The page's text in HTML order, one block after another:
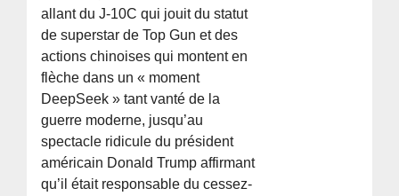
allant du J-10C qui jouit du statut
de superstar de Top Gun et des
actions chinoises qui montent en
flèche dans un « moment
DeepSeek » tant vanté de la
guerre moderne, jusqu’au
spectacle ridicule du président
américain Donald Trump affirmant
qu’il était responsable du cessez-